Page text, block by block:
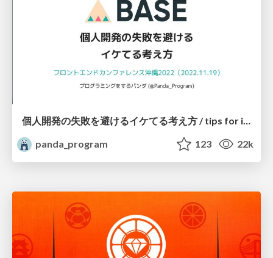
個人開発の失敗を避けるイケてる考え方 / tips for indie hackers
panda_program
123 22k